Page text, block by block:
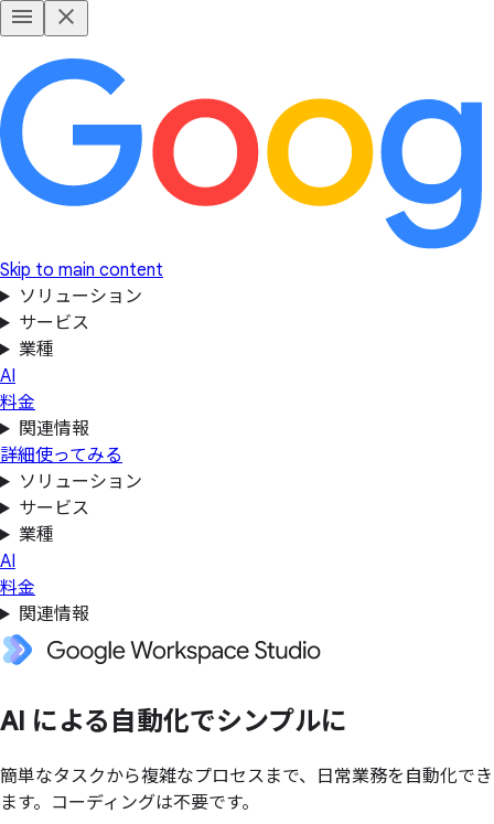
Skip to main content
ソリューション
サービス
業種
AI
料金
関連情報
詳細使ってみる
ソリューション
サービス
業種
AI
料金
関連情報
AI による 自動化でシンプルに
簡単なタスクから複雑なプロセスまで、日常業務を自動化でき
ます。コーディングは不要です。